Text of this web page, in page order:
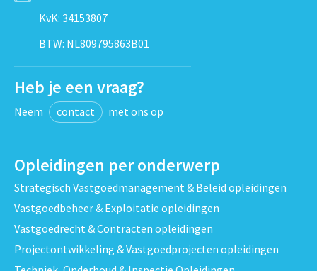
KvK: 34153807
BTW: NL809795863B01
Heb je een vraag?
Neem contact met ons op
Opleidingen per onderwerp
Strategisch Vastgoedmanagement & Beleid opleidingen
Vastgoedbeheer & Exploitatie opleidingen
Vastgoedrecht & Contracten opleidingen
Projectontwikkeling & Vastgoedprojecten opleidingen